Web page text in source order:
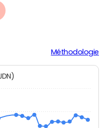
Méthodologie
JDN)